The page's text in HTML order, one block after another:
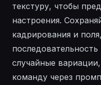
текстуру, чтобы
настроения.
кадрирования и
случайные
команду через